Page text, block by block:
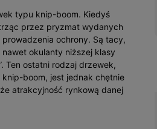
typu knip-boom. Kiedyś
przez pryzmat wydanych
ochrony. Są tacy,
okulanty niższej klasy
Ten ostatni rodzaj drzewek,
knip-boom, jest jednak chętnie
atrakcyjność rynkową danej